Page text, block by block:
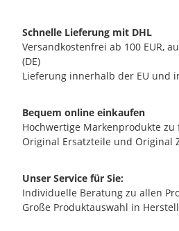
Schnelle Lieferung mit DHL
Versandkostenfrei ab 100 EUR,
(DE)
Lieferung innerhalb der EU und
Bequem online einkaufen
Hochwertige Markenprodukte zu
Original Ersatzteile und Original
Unser Service für Sie:
Individuelle Beratung zu allen
Große Produktauswahl in